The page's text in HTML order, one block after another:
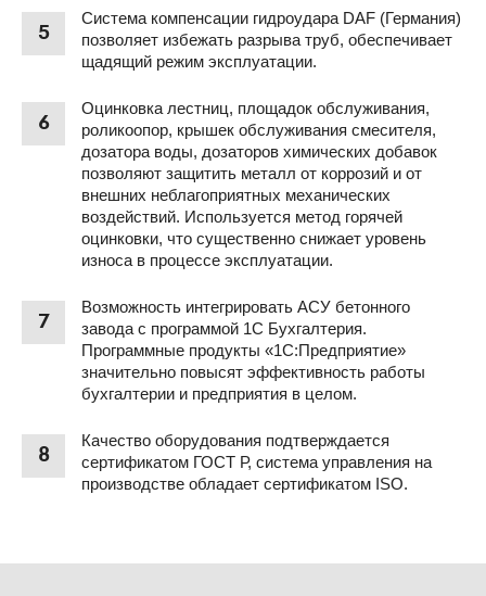
5
Система компенсации гидроудара DAF (Германия)
позволяет избежать разрыва труб, обеспечивает
щадящий режим эксплуатации.
6
Оцинковка лестниц, площадок обслуживания,
роликоопор, крышек обслуживания смесителя,
дозатора воды, дозаторов химических добавок
позволяют защитить металл от коррозий и от
внешних неблагоприятных механических
воздействий. Используется метод горячей
оцинковки, что существенно снижает уровень
износа в процессе эксплуатации.
7
Возможность интегрировать АСУ бетонного
завода с программой 1С Бухгалтерия.
Программные продукты «1С:Предприятие»
значительно повысят эффективность работы
бухгалтерии и предприятия в целом.
8
Качество оборудования подтверждается
сертификатом ГОСТ Р, система управления на
производстве обладает сертификатом ISO.